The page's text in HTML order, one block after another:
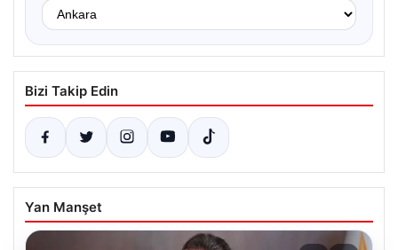
Bizi Takip Edin
Yan Manşet